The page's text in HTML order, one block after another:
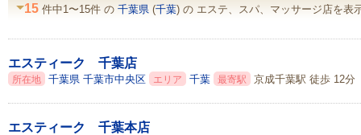
15 件中1〜15件 の 千葉県 (千葉) の エステ、スパ、マッサージ店を表
エスティーク 千葉店
所在地 千葉県 千葉市中央区 エリア 千葉 最寄駅 京成千葉駅 徒歩 12分
エスティーク 千葉本店